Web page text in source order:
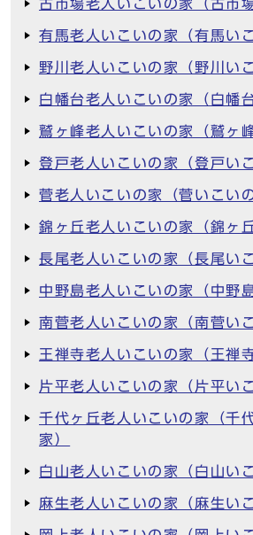
古市場老人いこいの家（古市
有馬老人いこいの家（有馬い
野川老人いこいの家（野川い
白幡台老人いこいの家（白幡
鷲ヶ峰老人いこいの家（鷲ヶ
登戸老人いこいの家（登戸い
菅老人いこいの家（菅いこい
錦ヶ丘老人いこいの家（錦ヶ
長尾老人いこいの家（長尾い
中野島老人いこいの家（中野
南菅老人いこいの家（南菅い
王禅寺老人いこいの家（王禅
片平老人いこいの家（片平い
千代ヶ丘老人いこいの家（千
家）
白山老人いこいの家（白山い
麻生老人いこいの家（麻生い